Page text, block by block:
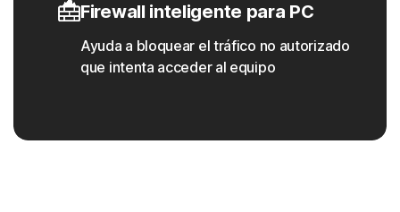
Firewall inteligente para PC
Ayuda a bloquear el tráfico no autorizado
que intenta acceder al equipo